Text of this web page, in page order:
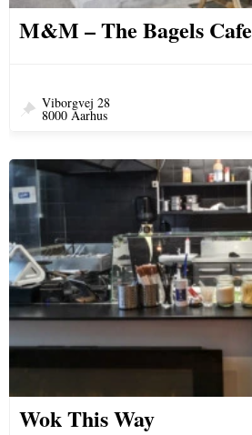
M&M – The Bagels Cafe
Viborgvej 28
8000 Aarhus
Wok This Way